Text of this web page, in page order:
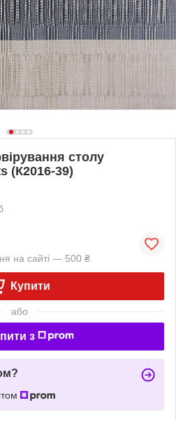
столу
(К2016-39)
на сайті — 500 ₴
Купити
або
з